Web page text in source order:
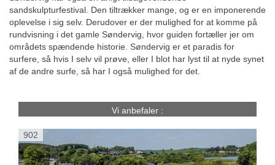
sandskulpturfestival. Den tiltrækker mange, og er en imponerende
oplevelse i sig selv. Derudover er der mulighed for at komme på
rundvisning i det gamle Søndervig, hvor guiden fortæller jer om
områdets spændende historie. Søndervig er et paradis for
surfere, så hvis I selv vil prøve, eller I blot har lyst til at nyde synet
af de andre surfe, så har I også mulighed for det.
Vi anbefaler :
902